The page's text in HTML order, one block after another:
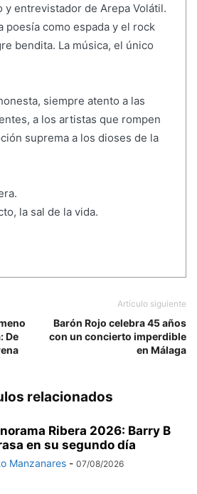
y entrevistador de Arepa Volátil.
poesía como espada y el rock
bendita. La música, el único
siempre atento a las
a los artistas que rompen
suprema a los dioses de la
la sal de la vida.
De
Artículo siguiente
Barón Rojo celebra 45 años
con un concierto imperdible
en Málaga
relacionados
Ribera 2026: Barry B
en su segundo día
Manzanares - 07/08/2026